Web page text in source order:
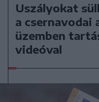
Uszályokat
a csernavodai
üzemben
videóval